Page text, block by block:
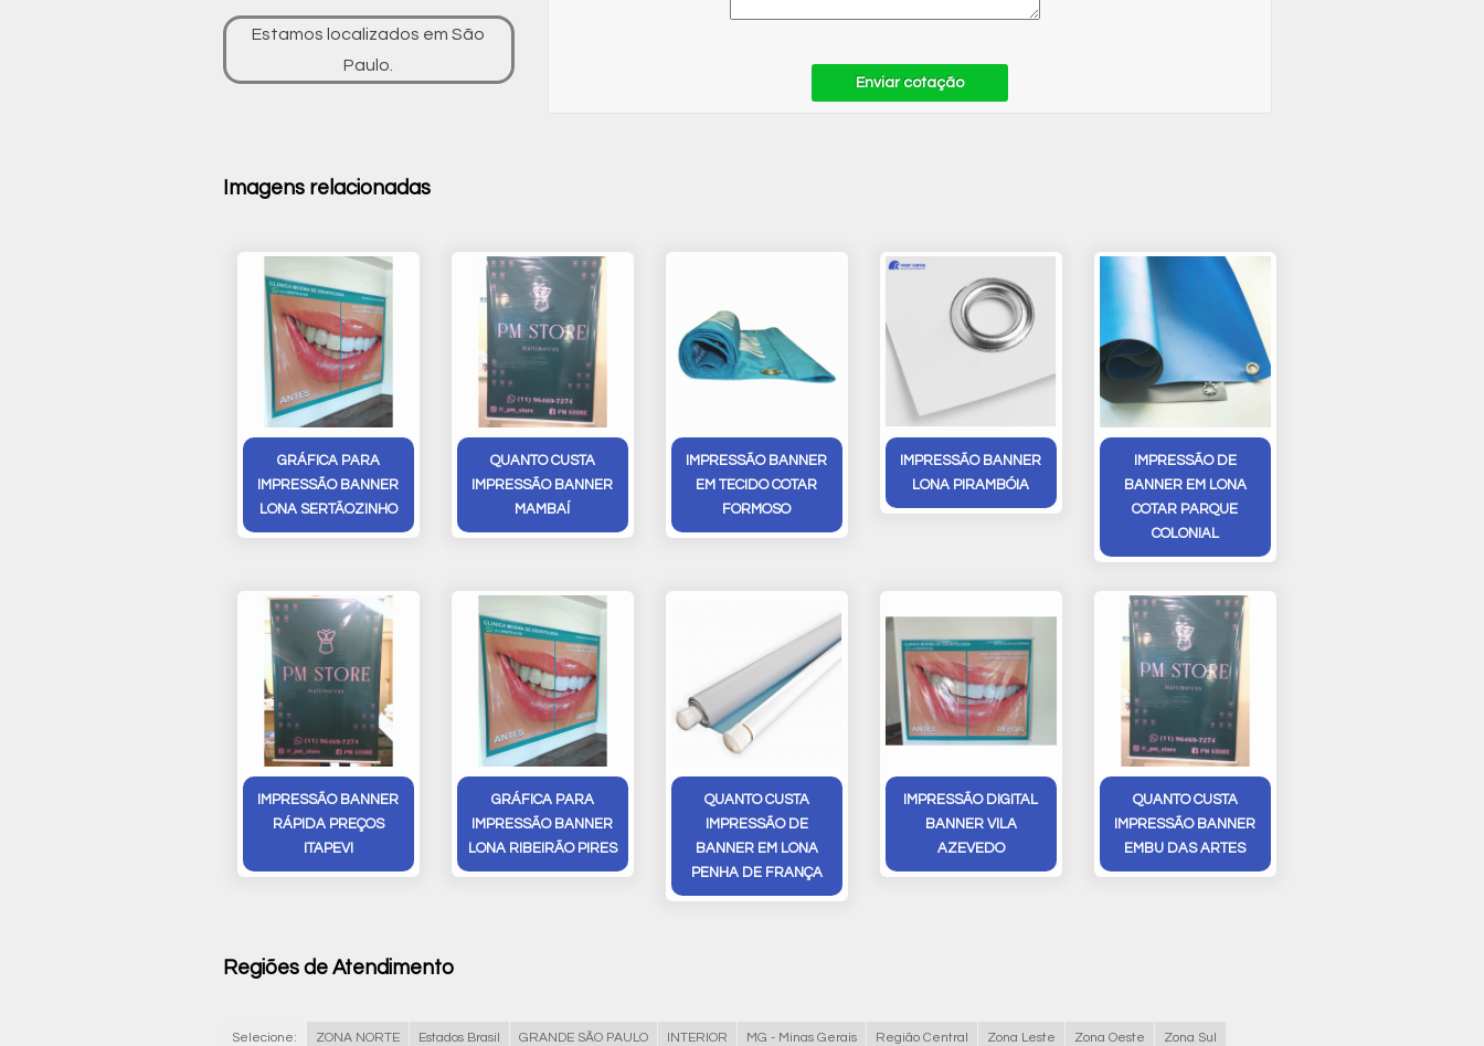
Estamos localizados em São
Paulo.
Enviar cotação
Imagens relacionadas
GRÁFICA PARA
IMPRESSÃO BANNER
LONA SERTÃOZINHO
QUANTO CUSTA
IMPRESSÃO BANNER
MAMBAÍ
IMPRESSÃO BANNER
EM TECIDO COTAR
FORMOSO
IMPRESSÃO BANNER
LONA PIRAMBÓIA
IMPRESSÃO DE
BANNER EM LONA
COTAR PARQUE
COLONIAL
IMPRESSÃO BANNER
RÁPIDA PREÇOS
ITAPEVI
GRÁFICA PARA
IMPRESSÃO BANNER
LONA RIBEIRÃO PIRES
QUANTO CUSTA
IMPRESSÃO DE
BANNER EM LONA
PENHA DE FRANÇA
IMPRESSÃO DIGITAL
BANNER VILA
AZEVEDO
QUANTO CUSTA
IMPRESSÃO BANNER
EMBU DAS ARTES
Regiões de Atendimento
Selecione: ZONA NORTE Estados Brasil GRANDE SÃO PAULO INTERIOR MG - Minas Gerais Região Central Zona Leste Zona Oeste Zona Sul